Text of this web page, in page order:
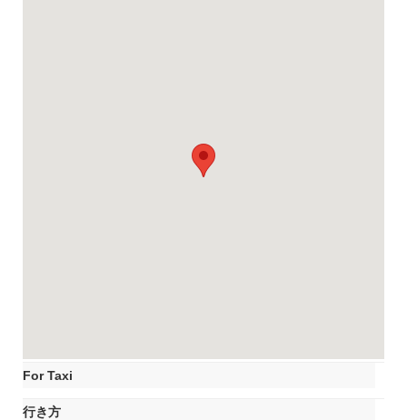
For Taxi
行き方